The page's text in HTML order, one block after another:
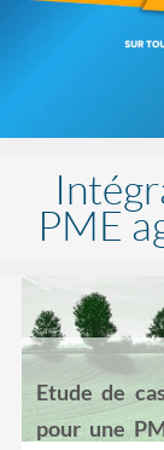
PME
Etude de
pour une